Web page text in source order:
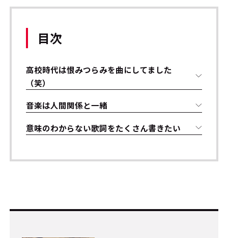
目次
高校時代は恨みつらみを曲にしてました
（笑）
音楽は人間関係と一緒
意味のわからない歌詞をたくさん書きたい